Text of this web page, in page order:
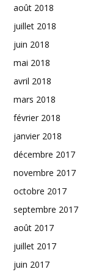
août 2018
juillet 2018
juin 2018
mai 2018
avril 2018
mars 2018
février 2018
janvier 2018
décembre 2017
novembre 2017
octobre 2017
septembre 2017
août 2017
juillet 2017
juin 2017